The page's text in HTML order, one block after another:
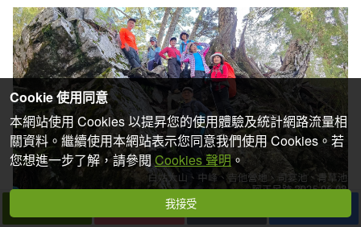
Cookie 使用同意
本網站使用 Cookies 以提昇您的使用體驗及統計網路流量相
關資料。繼續使用本網站表示您同意我們使用 Cookies。若
您想進一步了解，請參閱Cookies 聲明。
我接受